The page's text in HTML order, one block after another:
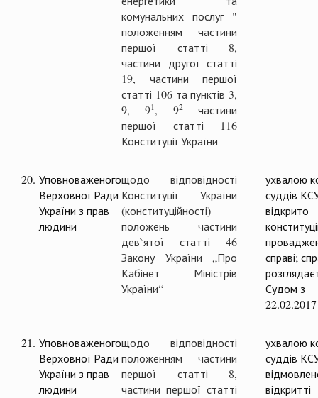
комунальних послуг "
положенням частини
першої статті 8,
частини другої статті
19, частини першої
статті 106 та пунктів 3,
9, 91, 92частини
першої статті 116
Конституції України
20. Уповноваженого
Верховної Ради
України з прав
людини
щодо відповідності
Конституції України
(конституційності)
положень частини
дев`ятої статті 46
Закону України „Про
Кабінет Міністрів
України“
ухвалою
суддів
відкрито
справі;
Судом з
22.02.2017
21. Уповноваженого
Верховної Ради
України з прав
людини
щодо відповідності
положенням частини
першої статті 8,
частини першої статті
ухвалою
суддів
відкритті